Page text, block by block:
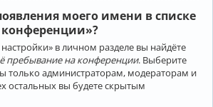
моего имени в списке
конференции»?
в личном разделе вы найдёте
пребывание на конференции. Выберите
только администраторам, модераторам и
остальных вы будете скрытым